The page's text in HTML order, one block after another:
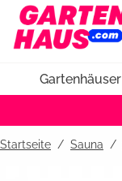
Gartenhäuser
Startseite Sauna /